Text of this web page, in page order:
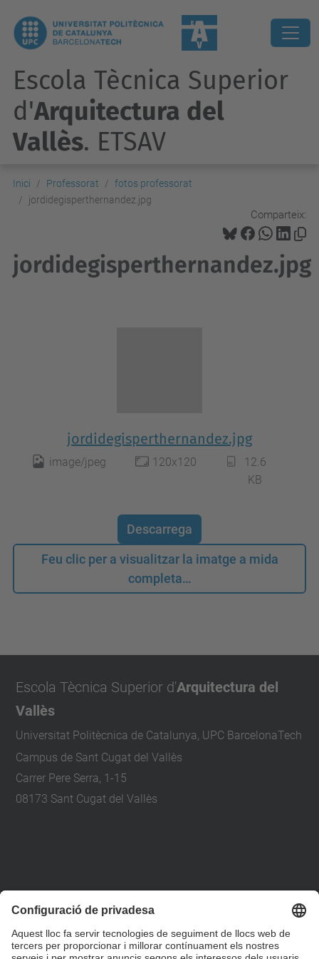
Escola Tècnica Superior
d'Arquitectura del
Vallès. ETSAV
Inici Professorat
fotos professorat
jordidegisperthernandez.jpg
Comparteix:
jordidegisperthernandez.jpg
jordidegisperthernandez.jpg
image/jpeg 120x120
12.6
KB
Descarrega
Feu clic per a visualitzar la imatge a mida
completa…
Escola Tècnica Superior d'Arquitectura del
Vallès
Universitat Politècnica de Catalunya, UPC BarcelonaTech
Campus de Sant Cugat del Vallès
Carrer Pere Serra, 1-15
08173 Sant Cugat del Vallès
etsav@upc.edu